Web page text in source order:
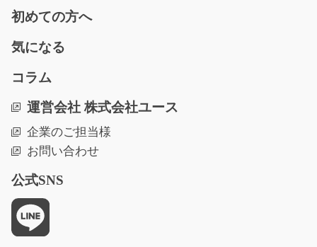
ラインで流れてくる小さな部品をドライバーなどで組み
立てていくおしごと…
長期（3ヶ月以上）
栃木県鹿沼市
初めての方へ
気になる
コラム
運営会社 株式会社ユース
企業のご担当様
お問い合わせ
公式SNS